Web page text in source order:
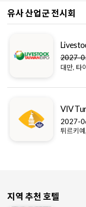
유사 산업군 전시회
2027-
대만, 타
VIV
2027-
튀르키
지역 추천 호텔